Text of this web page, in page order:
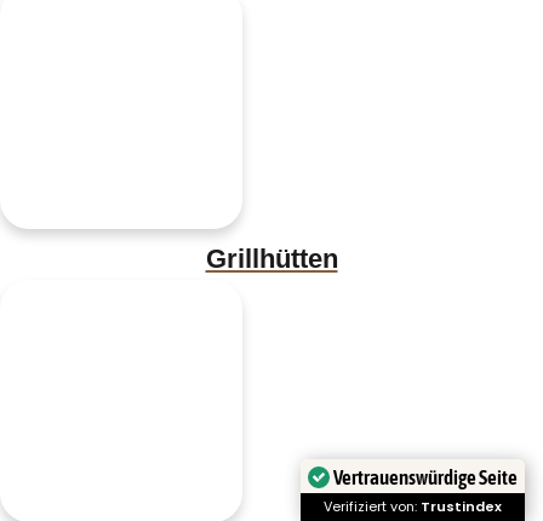
Grillhütten
Vertrauenswürdige Seite
Verifiziert von: Trustindex